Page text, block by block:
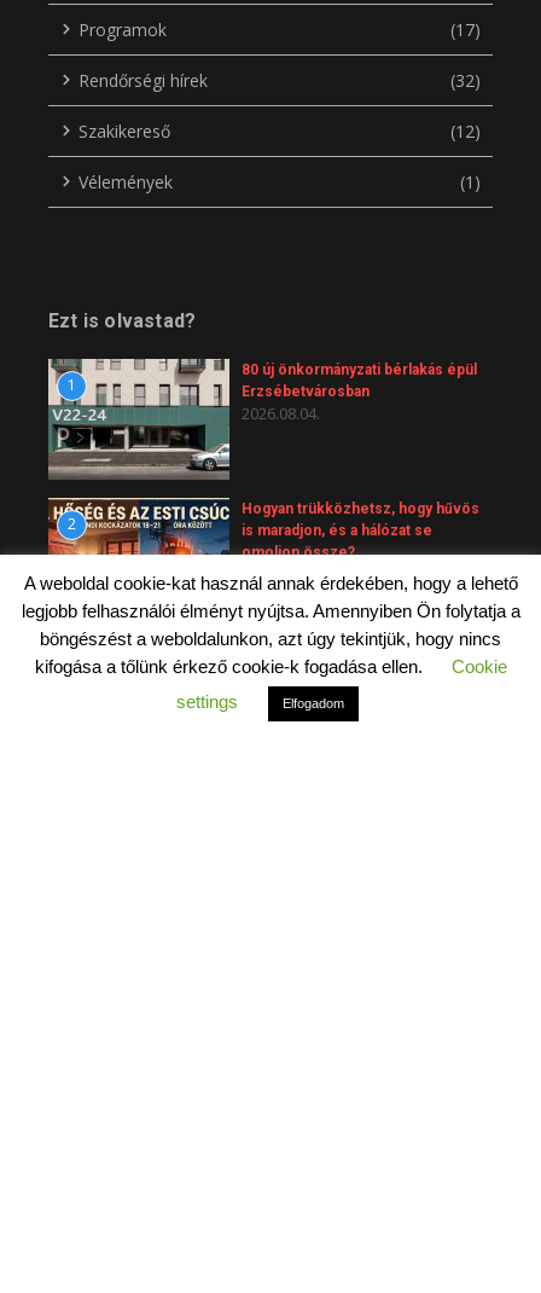
Programok (17)
Rendőrségi hírek (32)
Szakikereső (12)
Vélemények (1)
Ezt is olvastad?
1
80 új önkormányzati bérlakás épül
Erzsébetvárosban
2026.08.04.
2
Hogyan trükközhetsz, hogy hűvös
is maradjon, és a hálózat se
omoljon össze?
2026.06.26.
3
Emelkedtek a hamvasztás költségei
– ez a temetések árát is érinti
2026.06.24.
A weboldal cookie-kat használ annak érdekében, hogy a lehető
legjobb felhasználói élményt nyújtsa. Amennyiben Ön folytatja a
böngészést a weboldalunkon, azt úgy tekintjük, hogy nincs
kifogása a tőlünk érkező cookie-k fogadása ellen.
Cookie
settings
Elfogadom